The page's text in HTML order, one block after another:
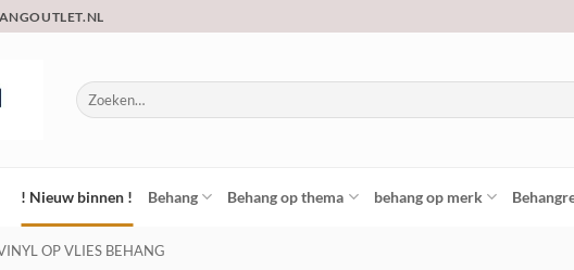
Zoeken
naar:
! Nieuw binnen ! Behang Behang op thema behang op merk
OP VLIES BEHANG